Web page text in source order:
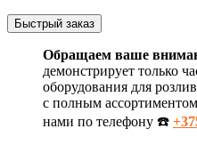
Быстрый заказ
Обращаем ваше
демонстрирует только
оборудования для
с полным
нами по телефону ☎️